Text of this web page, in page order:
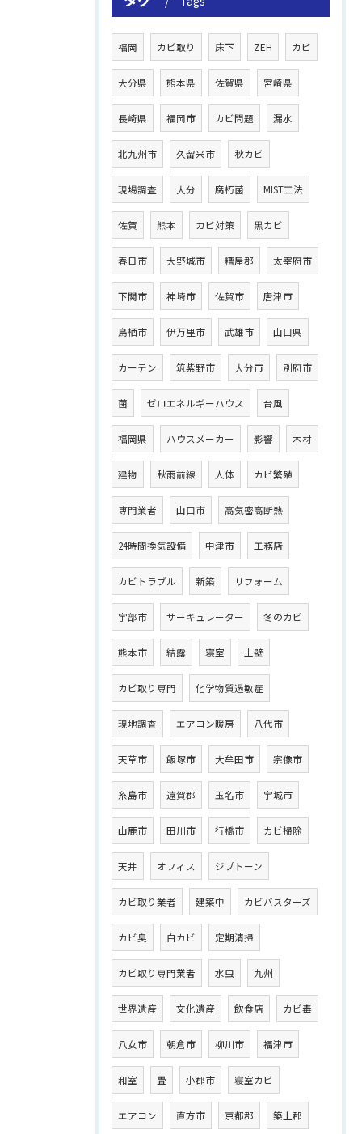
福岡 カビ取り 床下 ZEH カビ
大分県 熊本県 佐賀県 宮崎県
長崎県 福岡市 カビ問題 漏水
北九州市 久留米市 秋カビ
現場調査 大分 腐朽菌 MIST工法
佐賀 熊本 カビ対策 黒カビ
春日市 大野城市 糟屋郡 太宰府市
下関市 神埼市 佐賀市 唐津市
鳥栖市 伊万里市 武雄市 山口県
カーテン 筑紫野市 大分市 別府市
菌 ゼロエネルギーハウス 台風
福岡県 ハウスメーカー 影響 木材
建物 秋雨前線 人体 カビ繁殖
専門業者 山口市 高気密高断熱
24時間換気設備 中津市 工務店
カビトラブル 新築 リフォーム
宇部市 サーキュレーター 冬のカビ
熊本市 結露 寝室 土壁
カビ取り専門 化学物質過敏症
現地調査 エアコン暖房 八代市
天草市 飯塚市 大牟田市 宗像市
糸島市 遠賀郡 玉名市 宇城市
山鹿市 田川市 行橋市 カビ掃除
天井 オフィス ジプトーン
カビ取り業者 建築中 カビバスターズ
カビ臭 白カビ 定期清掃
カビ取り専門業者 水虫 九州
世界遺産 文化遺産 飲食店 カビ毒
八女市 朝倉市 柳川市 福津市
和室 畳 小郡市 寝室カビ
エアコン 直方市 京都郡 築上郡